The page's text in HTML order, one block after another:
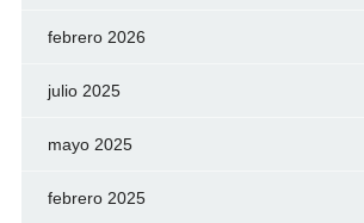
febrero 2026
julio 2025
mayo 2025
febrero 2025